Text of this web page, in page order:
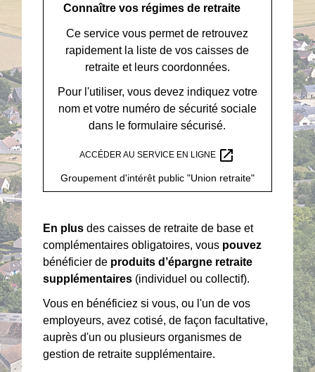
Connaître vos régimes de retraite
Ce service vous permet de retrouvez
rapidement la liste de vos caisses de
retraite et leurs coordonnées.
Pour l'utiliser, vous devez indiquez votre
nom et votre numéro de sécurité sociale
dans le formulaire sécurisé.
ACCÉDER AU SERVICE EN LIGNE open_in_new
Groupement d'intérêt public "Union retraite"
En plus des caisses de retraite de base et
complémentaires obligatoires, vous pouvez
bénéficier de produits d’épargne retraite
supplémentaires (individuel ou collectif).
Vous en bénéficiez si vous, ou l'un de vos
employeurs, avez cotisé, de façon facultative,
auprès d'un ou plusieurs organismes de
gestion de retraite supplémentaire.